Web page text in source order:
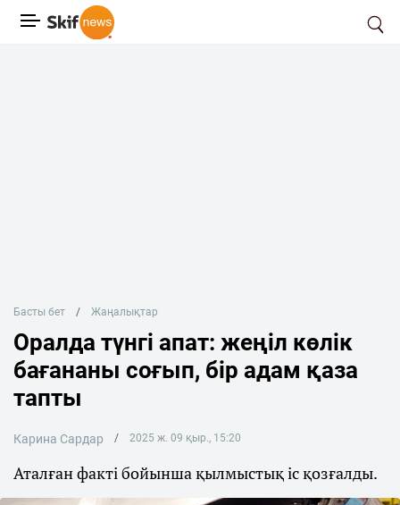
Басты бет Жаңалықтар
Оралда түнгі апат: жеңіл көлік
бағананы соғып, бір адам қаза
тапты
Карина Сардар 2025 ж. 09 қыр., 15:20
Аталған факті бойынша қылмыстық іс қозғалды.